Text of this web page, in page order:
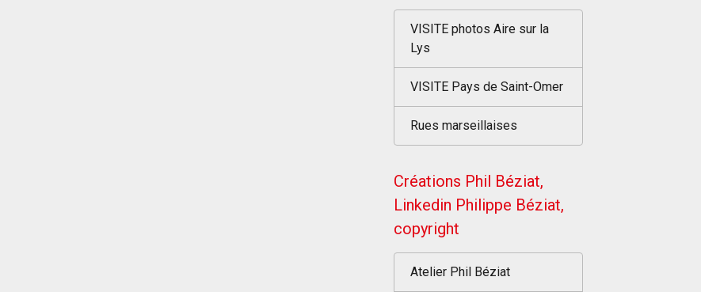
VISITE photos Aire sur la
Lys
VISITE Pays de Saint-Omer
Rues marseillaises
Créations Phil Béziat,
Linkedin Philippe Béziat,
copyright
Atelier Phil Béziat